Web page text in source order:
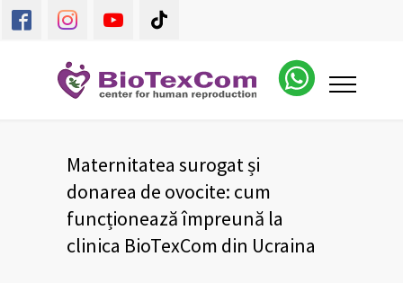
Maternitatea surogat și
donarea de ovocite: cum
funcționează împreună la
clinica BioTexCom din Ucraina